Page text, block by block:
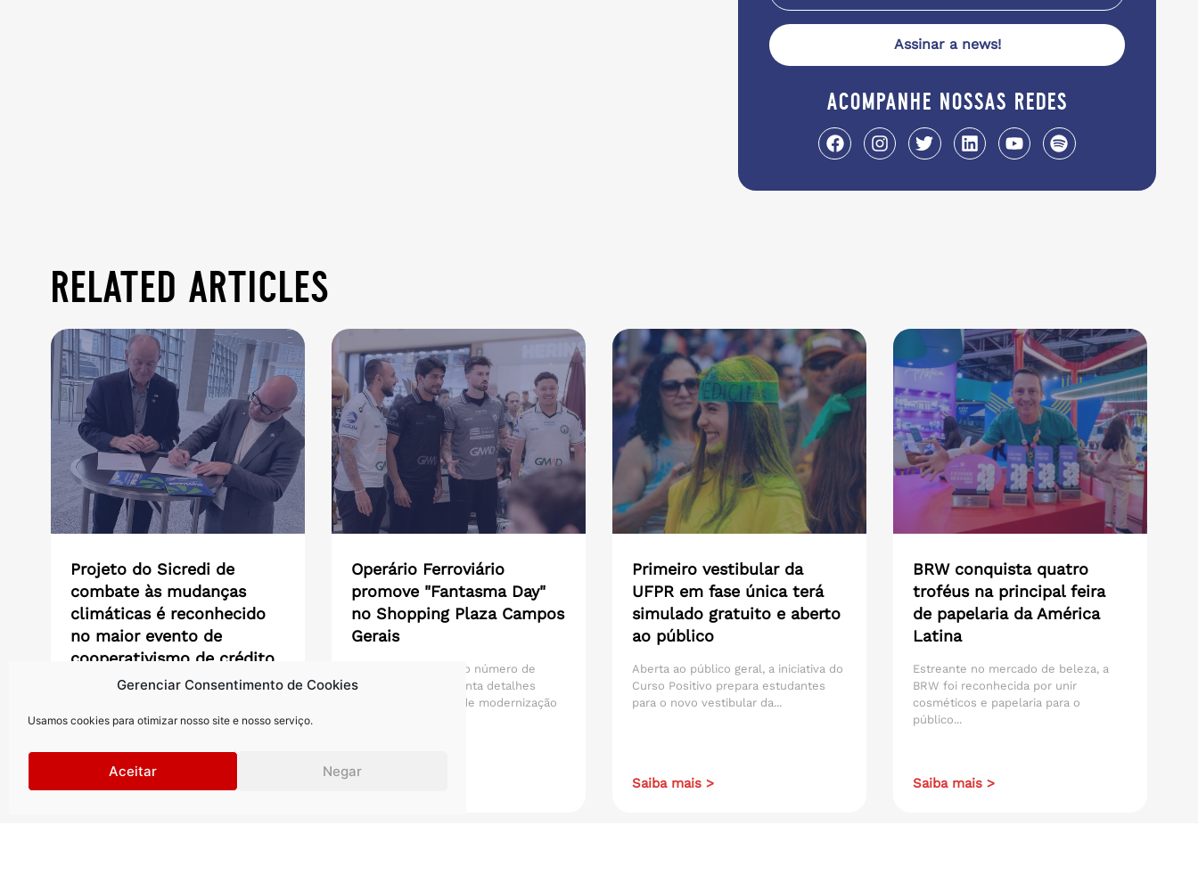
Gerenciar Consentimento de Cookies
Usamos cookies para otimizar nosso site e nosso serviço.
Aceitar Negar
Assinar a news!
acompanhe nossas redes
related articles
Projeto do Sicredi de
combate às mudanças
climáticas é reconhecido
no maior evento de
cooperativismo de crédito
do mundo em 2026
Durante a Conferência Mundial das
Cooperativas de Crédito, a Fundação
Operário Ferroviário
promove "Fantasma Day"
no Shopping Plaza Campos
Gerais
Ação busca ampliar o número de
associados e apresenta detalhes
inéditos do projeto de modernização
Primeiro vestibular da
UFPR em fase única terá
simulado gratuito e aberto
ao público
Aberta ao público geral, a iniciativa do
Curso Positivo prepara estudantes
para o novo vestibular da...
Saiba mais >
BRW conquista quatro
troféus na principal feira
de papelaria da América
Latina
Estreante no mercado de beleza, a
BRW foi reconhecida por unir
cosméticos e papelaria para o
público...
Saiba mais >